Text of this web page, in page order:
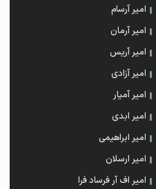
امیر آرسام
امیر آرمان
امیر آریس
امیر آزادی
امیر آمیار
امیر ابدی
امیر ابراهیمی
امیر ارسلان
امیر اف آر فرساد فرا